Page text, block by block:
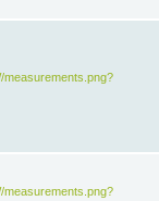
measurements.png?
measurements.png?